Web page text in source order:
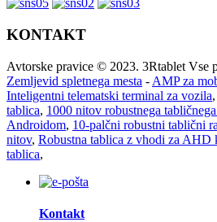
KONTAKT
Avtorske pravice © 2023. 3Rtablet Vse
Zemljevid spletnega mesta - AMP za
Inteligentni telematski terminal za vozila,
tablica, 1000 nitov robustnega
Androidom, 10-palčni robustni tablični
nitov, Robustna tablica z vhodi za AHD
tablica,
Kontakt